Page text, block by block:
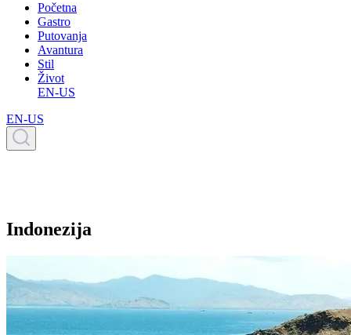
Početna
Gastro
Putovanja
Avantura
Stil
Život
EN-US
EN-US
Indonezija